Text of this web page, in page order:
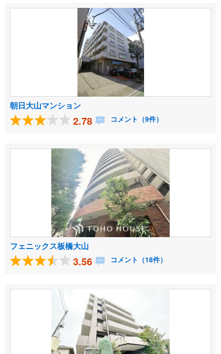
朝日大山マンション
2.78 コメント（9件）
フェニックス板橋大山
3.56 コメント（18件）